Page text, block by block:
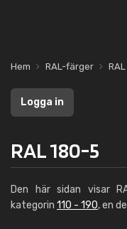
Hem RAL-färger
Logga in
RAL 180-5
Den här sidan visar
kategorin 110 - 190, en